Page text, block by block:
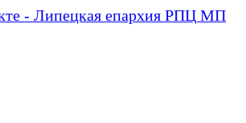
- Липецкая епархия РПЦ МП